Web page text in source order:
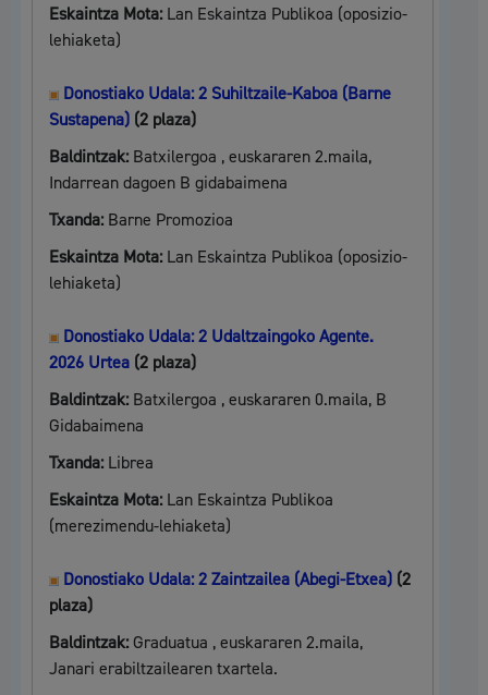
Eskaintza Mota: Lan Eskaintza Publikoa (oposizio-
lehiaketa)
Donostiako Udala: 2 Suhiltzaile-Kaboa (Barne
Sustapena)(2 plaza)
Baldintzak: Batxilergoa , euskararen 2.maila,
Indarrean dagoen B gidabaimena
Txanda: Barne Promozioa
Eskaintza Mota: Lan Eskaintza Publikoa (oposizio-
lehiaketa)
Donostiako Udala: 2 Udaltzaingoko Agente.
2026 Urtea(2 plaza)
Baldintzak: Batxilergoa , euskararen 0.maila, B
Gidabaimena
Txanda: Librea
Eskaintza Mota: Lan Eskaintza Publikoa
(merezimendu-lehiaketa)
Donostiako Udala: 2 Zaintzailea (Abegi-Etxea)(2
plaza)
Baldintzak: Graduatua , euskararen 2.maila,
Janari erabiltzailearen txartela.